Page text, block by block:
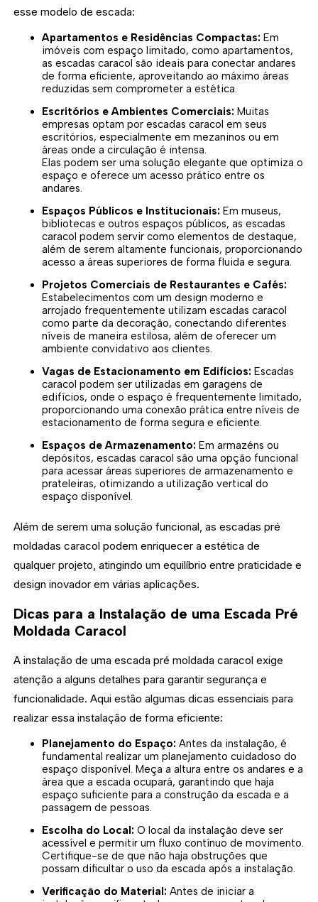
esse modelo de escada:
Apartamentos e Residências Compactas: Em
imóveis com espaço limitado, como apartamentos,
as escadas caracol são ideais para conectar andares
de forma eficiente, aproveitando ao máximo áreas
reduzidas sem comprometer a estética.
Escritórios e Ambientes Comerciais: Muitas
empresas optam por escadas caracol em seus
escritórios, especialmente em mezaninos ou em
áreas onde a circulação é intensa.
Elas podem ser uma solução elegante que optimiza o
espaço e oferece um acesso prático entre os
andares.
Espaços Públicos e Institucionais: Em museus,
bibliotecas e outros espaços públicos, as escadas
caracol podem servir como elementos de destaque,
além de serem altamente funcionais, proporcionando
acesso a áreas superiores de forma fluida e segura.
Projetos Comerciais de Restaurantes e Cafés:
Estabelecimentos com um design moderno e
arrojado frequentemente utilizam escadas caracol
como parte da decoração, conectando diferentes
níveis de maneira estilosa, além de oferecer um
ambiente convidativo aos clientes.
Vagas de Estacionamento em Edifícios: Escadas
caracol podem ser utilizadas em garagens de
edifícios, onde o espaço é frequentemente limitado,
proporcionando uma conexão prática entre níveis de
estacionamento de forma segura e eficiente.
Espaços de Armazenamento: Em armazéns ou
depósitos, escadas caracol são uma opção funcional
para acessar áreas superiores de armazenamento e
prateleiras, otimizando a utilização vertical do
espaço disponível.
Além de serem uma solução funcional, as escadas pré
moldadas caracol podem enriquecer a estética de
qualquer projeto, atingindo um equilíbrio entre praticidade e
design inovador em várias aplicações.
Dicas para a Instalação de uma Escada Pré
Moldada Caracol
A instalação de uma escada pré moldada caracol exige
atenção a alguns detalhes para garantir segurança e
funcionalidade. Aqui estão algumas dicas essenciais para
realizar essa instalação de forma eficiente:
Planejamento do Espaço: Antes da instalação, é
fundamental realizar um planejamento cuidadoso do
espaço disponível. Meça a altura entre os andares e a
área que a escada ocupará, garantindo que haja
espaço suficiente para a construção da escada e a
passagem de pessoas.
Escolha do Local: O local da instalação deve ser
acessível e permitir um fluxo contínuo de movimento.
Certifique-se de que não haja obstruções que
possam dificultar o uso da escada após a instalação.
Verificação do Material: Antes de iniciar a